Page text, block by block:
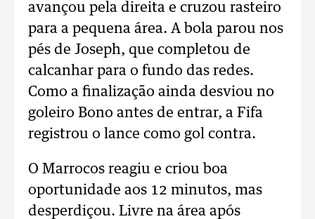
avançou pela direita e cruzou rasteiro
para a pequena área. A bola parou nos
pés de Joseph, que completou de
calcanhar para o fundo das redes.
Como a finalização ainda desviou no
goleiro Bono antes de entrar, a Fifa
registrou o lance como gol contra.
O Marrocos reagiu e criou boa
oportunidade aos 12 minutos, mas
desperdiçou. Livre na área após